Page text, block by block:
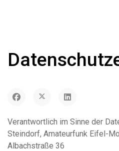
Verantwortlich im Sinne der
Steindorf, Amateurfunk Eifel-
Albachstraße 36